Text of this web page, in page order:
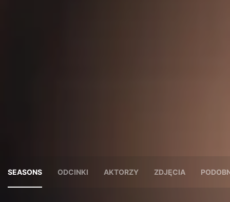
SEASONS ODCINKI AKTORZY ZDJĘCIA